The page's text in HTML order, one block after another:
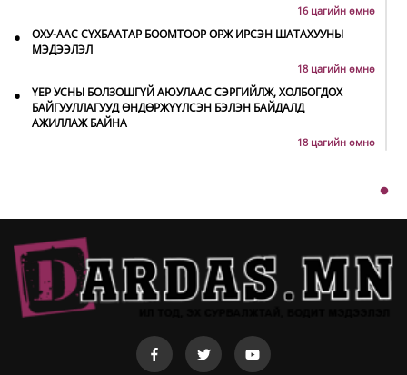
16 цагийн өмнө
•
ОХУ-ААС СҮХБААТАР БООМТООР ОРЖ ИРСЭН ШАТАХУУНЫ
МЭДЭЭЛЭЛ
18 цагийн өмнө
•
ҮЕР УСНЫ БОЛЗОШГҮЙ АЮУЛААС СЭРГИЙЛЖ, ХОЛБОГДОХ
БАЙГУУЛЛАГУУД ӨНДӨРЖҮҮЛСЭН БЭЛЭН БАЙДАЛД
АЖИЛЛАЖ БАЙНА
18 цагийн өмнө
МОНГОЛ УЛС “COP17”-Д “ТАЛ ХЭЭРИЙН ТӨЛӨВЛӨГӨӨ”-ГӨӨ
ТАНИЛЦУУЛНА
1 өдрийн өмнө
•
НӨӨЦИЙН МАХНЫ ХУДАЛДАА, БОРЛУУЛАЛТЫГ НЭЭЛТТЭЙ
ИЛ ТОД БОЛГОНО
БҮХ ШАТАНД ХЭМНЭЛТИЙН ГОРИМД ШИЛЖИЖ, НАЙР
НААДАМ, ЗӨВЛӨГӨӨН, ГАДААД ТОМИЛОЛТЫГ ХОРИГЛОЛОО